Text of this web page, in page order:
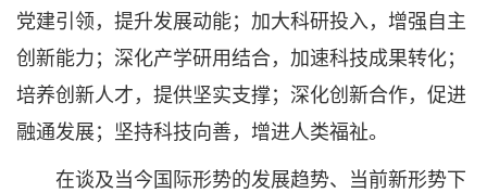
党建引领，提升发展动能；加大科研投入，增强自主
创新能力；深化产学研用结合，加速科技成果转化；
培养创新人才，提供坚实支撑；深化创新合作，促进
融通发展；坚持科技向善，增进人类福祉。
在谈及当今国际形势的发展趋势、当前新形势下